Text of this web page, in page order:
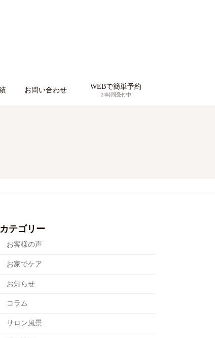
お問い合わせ WEBで簡単予約
24時間受付中
カテゴリー
お客様の声
お家でケア
お知らせ
コラム
サロン風景